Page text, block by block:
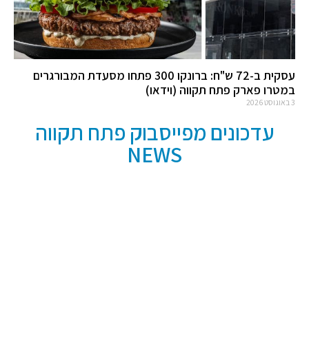
עסקית ב-72 ש"ח: ברונקו 300 פתחו מסעדת המבורגרים
במטרו פארק פתח תקווה (וידאו)
3 באוגוסט 2026
עדכונים מפייסבוק פתח תקווה
NEWS